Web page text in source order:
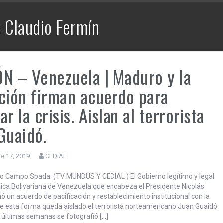
12 | Brasil en alerta y la hegemonía
continental de EE.UU..
Fermín
– Venezuela | Maduro y la
firman acuerdo para
la crisis. Aislan al terrorista
17, 2019 CEDIAL
Campo Spada. (TV MUNDUS Y CEDIAL ) El Gobierno legítimo y legal
Bolivariana de Venezuela que encabeza el Presidente Nicolás
un acuerdo de pacificación y restablecimiento institucional con la
esta forma queda aislado el terrorista norteamericano Juan Guaidó
últimas semanas se fotografió […]